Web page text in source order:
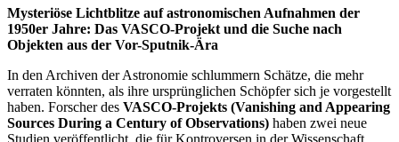
Mysteriöse Lichtblitze auf astronomischen Aufnahmen der
1950er Jahre: Das VASCO-Projekt und die Suche nach
Objekten aus der Vor-Sputnik-Ära
In den Archiven der Astronomie schlummern Schätze, die mehr
verraten könnten, als ihre ursprünglichen Schöpfer sich je vorgestellt
haben. Forscher des VASCO-Projekts (Vanishing and Appearing
Sources During a Century of Observations) haben zwei neue
Studien veröffentlicht, die für Kontroversen in der Wissenschaft